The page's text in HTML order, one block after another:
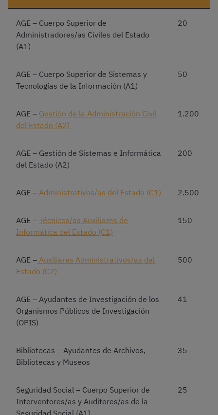
AGE – Cuerpo Superior de
Administradores/as Civiles del Estado
(A1)
20
AGE – Cuerpo Superior de Sistemas y
Tecnologías de la Información (A1)
50
AGE – Gestión de la Administración Civil
del Estado (A2)
1.200
AGE – Gestión de Sistemas e Informática
del Estado (A2)
200
AGE – Administrativos/as del Estado (C1) 2.500
AGE – Técnicos/as Auxiliares de
Informática del Estado (C1)
150
AGE – Auxiliares Administrativos/as del
Estado (C2)
500
AGE – Ayudantes de Investigación de los
Organismos Públicos de Investigación
(OPIS)
41
Bibliotecas – Ayudantes de Archivos,
Bibliotecas y Museos
35
Seguridad Social – Cuerpo Superior de
Interventores/as y Auditores/as de la
25